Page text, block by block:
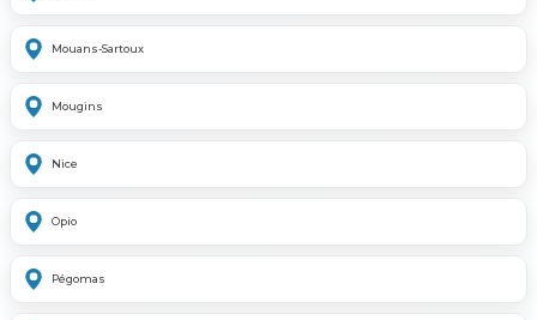
Mouans-Sartoux
Mougins
Nice
Opio
Pégomas